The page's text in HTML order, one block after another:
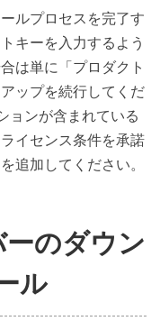
ルプロセスを完了す
キーを入力するよう
は単に「プロダクト
ップを続行してくだ
ョンが含まれている
イセンス条件を承諾
追加してください。
のダウン
ル